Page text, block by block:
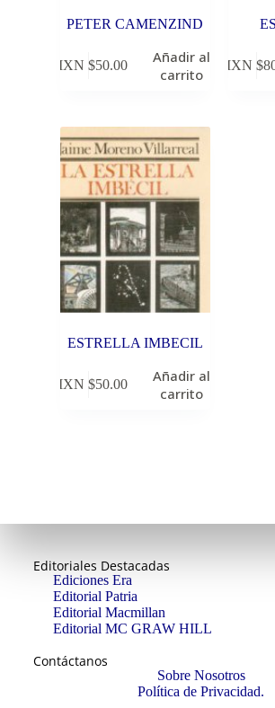
PETER CAMENZIND
MXN $50.00
Añadir al
carrito
MXN $
ESTRELLA IMBECIL
MXN $50.00
Añadir al
carrito
Editoriales Destacadas
Ediciones Era
Editorial Patria
Editorial Macmillan
Editorial MC GRAW HILL
Contáctanos
Sobre Nosotros
Política de Privacidad.